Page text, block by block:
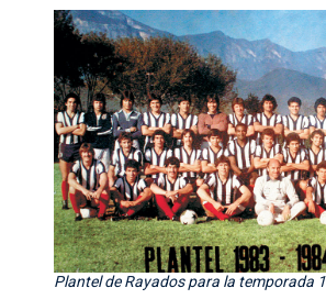
Plantel de Rayados para la temporada